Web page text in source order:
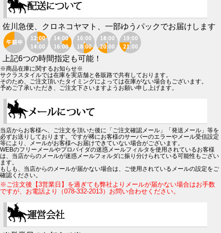
佐川急便、クロネコヤマト、一部ゆうパックでお届けします
上記6つの時間指定も可能！
※商品在庫に関するお知らせ※
サクラスタイルでは在庫を実店舗と各販路で共有しております。
そのため、ご注文頂いたタイミングによっては在庫がない場合もございます。
予めご了承いただき、ご注文下さいますようお願い申し上げます。
当店からお客様へ、ご注文を頂いた後に「ご注文確認メール」「発送メール」等を
必ずお送りしております。ですが稀にお客様のサーバーのエラーやメール受信設定
等により、メールがお客様へお届けできていない場合がございます。
WEBのフリーメールやプロバイダの迷惑メールフィルタを使用されているお客様
は、当店からのメールが迷惑メールフォルダに振り分けられている可能性もござい
ます。
もしも、当店からのメールが届かない場合は、ご使用されているメールの設定をご
確認ください。
※ご注文後【3営業日】を過ぎても弊社よりメールが届かない場合はお手数
ですが、お電話より（078-332-2013）お問い合わせください。